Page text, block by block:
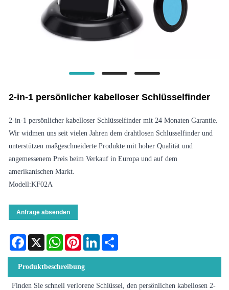
2-in-1 persönlicher kabelloser Schlüsselfinder
2-in-1 persönlicher kabelloser Schlüsselfinder mit 24 Monaten Garantie.
Wir widmen uns seit vielen Jahren dem drahtlosen Schlüsselfinder und
unterstützen maßgeschneiderte Produkte mit hoher Qualität und
angemessenem Preis beim Verkauf in Europa und auf dem
amerikanischen Markt.
Modell:KF02A
Anfrage absenden
Facebook
X WhatsAppPinterestLinkedIn
Produktbeschreibung
Finden Sie schnell verlorene Schlüssel, den persönlichen kabellosen 2-